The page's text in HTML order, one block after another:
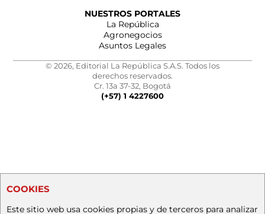
NUESTROS PORTALES
La República
Agronegocios
Asuntos Legales
© 2026, Editorial La República S.A.S. Todos los
derechos reservados.
Cr. 13a 37-32, Bogotá
(+57) 1 4227600
COOKIES
Este sitio web usa cookies propias y de terceros para analizar